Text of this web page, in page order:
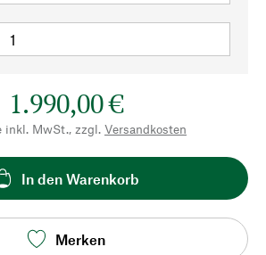
1.990,00 €
inkl. MwSt., zzgl. Versandkosten
In den Warenkorb
Merken